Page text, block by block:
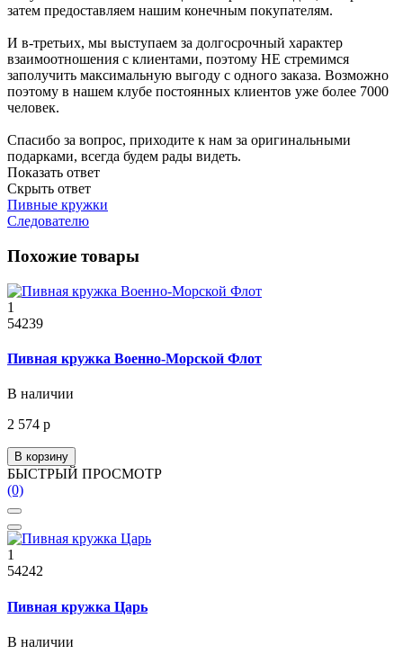
затем предоставляем нашим конечным покупателям.
И в-третьих, мы выступаем за долгосрочный характер
взаимоотношения с клиентами, поэтому НЕ стремимся
заполучить максимальную выгоду с одного заказа. Возможно
поэтому в нашем клубе постоянных клиентов уже более 7000
человек.
Спасибо за вопрос, приходите к нам за оригинальными
подарками, всегда будем рады видеть.
Показать ответ
Скрыть ответ
Пивные кружки
Следователю
Похожие товары
1
54239
Пивная кружка Военно-Морской Флот
В наличии
2 574 р
В корзину
БЫСТРЫЙ ПРОСМОТР
(0)
1
54242
Пивная кружка Царь
В наличии